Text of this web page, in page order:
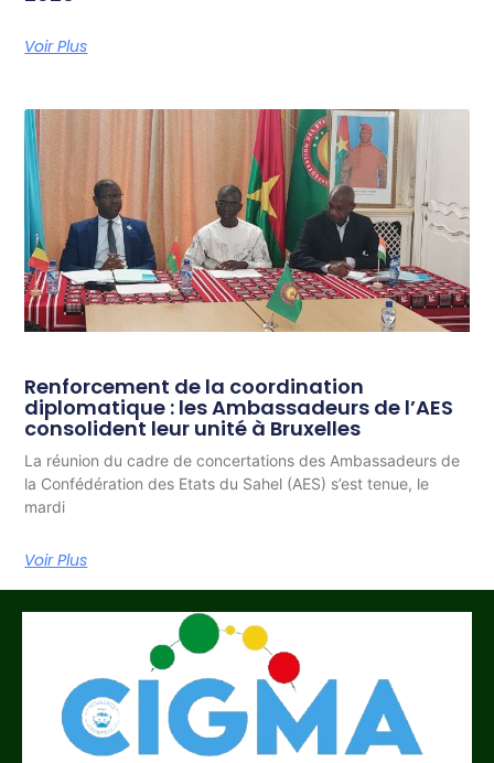
Voir Plus
Renforcement de la coordination
diplomatique : les Ambassadeurs de l’AES
consolident leur unité à Bruxelles
La réunion du cadre de concertations des Ambassadeurs de
la Confédération des Etats du Sahel (AES) s’est tenue, le
mardi
Voir Plus